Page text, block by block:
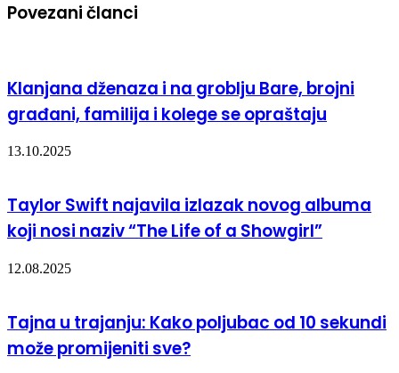
Povezani članci
Klanjana dženaza i na groblju Bare, brojni
građani, familija i kolege se opraštaju
13.10.2025
Taylor Swift najavila izlazak novog albuma
koji nosi naziv “The Life of a Showgirl”
12.08.2025
Tajna u trajanju: Kako poljubac od 10 sekundi
može promijeniti sve?